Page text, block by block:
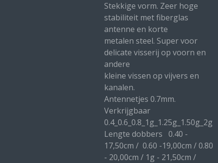
Stekkige vorm. Zeer hoge
stabiliteit met fiberglas
antenne en korte
metalen steel. Super voor
delicate visserij op voorn en
andere
kleine vissen op vijvers en
kanalen.
Antennetjes 0.7mm.
Verkrijgbaar
0.4_0.6_0.8_1g_1.25g_1.50g_2g
Lengte dobbers 0.40 -
17,50cm / 0.60 -19,00cm / 0.80
- 20,00cm / 1g - 21,50cm /